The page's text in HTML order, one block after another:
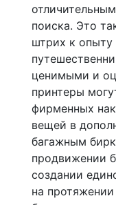
поиска. Это
штрих к опыту
ценимыми и
принтеры
фирменных
вещей в
багажным
продвижении
создании
на